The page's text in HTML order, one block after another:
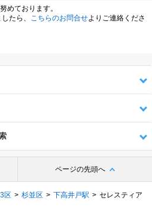
めております。
たら、
こちらのお問合せよりご連絡くださ
ページの先頭へ
区 杉並区 下高井戸駅
セレスティア